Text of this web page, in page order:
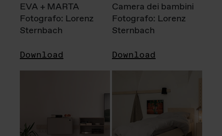
EVA + MARTA
Fotografo: Lorenz
Sternbach
Download
Camera dei bambini
Fotografo: Lorenz
Sternbach
Download